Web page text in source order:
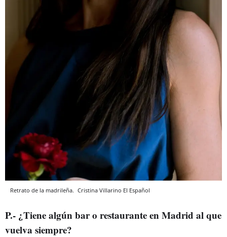
Retrato de la madrileña. Cristina Villarino El Español
P.- ¿Tiene algún bar o restaurante en Madrid al que
vuelva siempre?